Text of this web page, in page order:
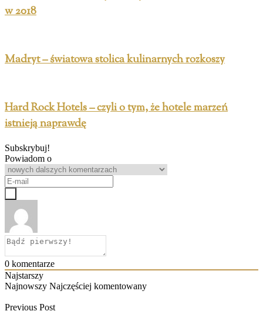
w 2018
Madryt – światowa stolica kulinarnych rozkoszy
Hard Rock Hotels – czyli o tym, że hotele marzeń
istnieją naprawdę
Subskrybuj!
Powiadom o
0 komentarze
Najstarszy
Najnowszy Najczęściej komentowany
Previous Post